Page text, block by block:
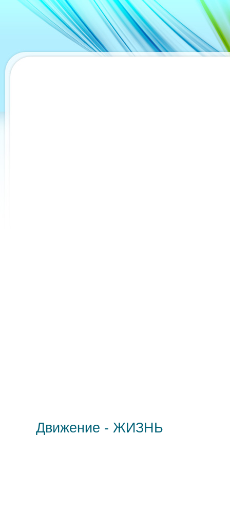
Движение - ЖИЗНЬ